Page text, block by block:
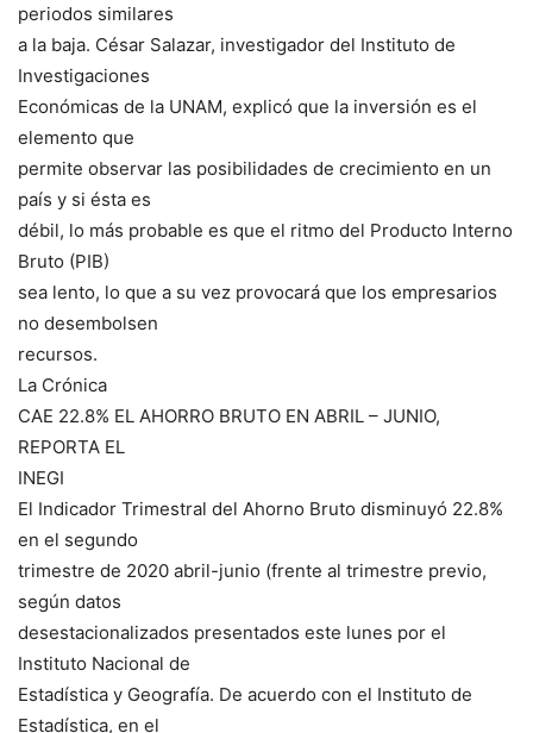
periodos similares
a la baja. César Salazar, investigador del Instituto de
Investigaciones
Económicas de la UNAM, explicó que la inversión es el
elemento que
permite observar las posibilidades de crecimiento en un
país y si ésta es
débil, lo más probable es que el ritmo del Producto Interno
Bruto (PIB)
sea lento, lo que a su vez provocará que los empresarios
no desembolsen
recursos.
La Crónica
CAE 22.8% EL AHORRO BRUTO EN ABRIL – JUNIO,
REPORTA EL
INEGI
El Indicador Trimestral del Ahorno Bruto disminuyó 22.8%
en el segundo
trimestre de 2020 abril-junio (frente al trimestre previo,
según datos
desestacionalizados presentados este lunes por el
Instituto Nacional de
Estadística y Geografía. De acuerdo con el Instituto de
Estadística, en el